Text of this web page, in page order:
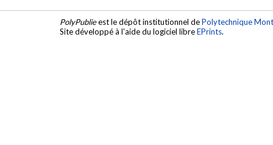
PolyPublieest le dépôt institutionnel dePolytechnique
Site développé à l'aide du logiciel libreEPrints.